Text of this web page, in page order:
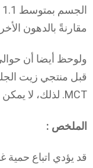
مقارنةً بالدهون
ولوحظ أيضا أن
قبل منتجي زيت
MCT. لذلك، لا يمكن الوثوق بنتائج هذه الدراسات تماماً.
الملخص :